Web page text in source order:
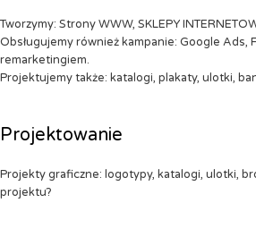
Tworzymy: Strony WWW, SKLEPY
Obsługujemy również kampanie: Google Ads,
remarketingiem.
Projektujemy także: katalogi, plakaty, ulotki,
Projektowanie
Projekty graficzne: logotypy, katalogi, ulotki,
projektu?